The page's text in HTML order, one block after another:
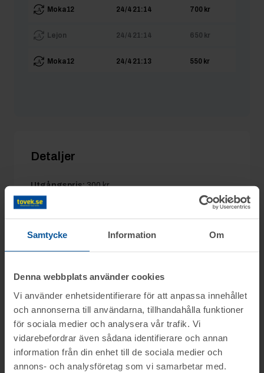
Samtycke Information Om
Denna webbplats använder cookies
Vi använder enhetsidentifierare för att anpassa innehållet
och annonserna till användarna, tillhandahålla funktioner
för sociala medier och analysera vår trafik. Vi
vidarebefordrar även sådana identifierare och annan
information från din enhet till de sociala medier och
annons- och analysföretag som vi samarbetar med.
Moka12 24/4 21:14 700 kr
Lejon 24/4 21:14 650 kr
Moka12 24/4 21:13 550 kr
Detaljer
Utgångspris: 300 kr
Moms:
Slagavgift: 120 krexkl. moms
Information
På uppdrag av ett logistikföretag säljs parti
med djurmat och tillbehör genom
nätauktion på www.tovek.se med avslut
tisdagen den 5 maj från kl. 12.15.
Frågor
Hanna tel.nr: 0346-751685